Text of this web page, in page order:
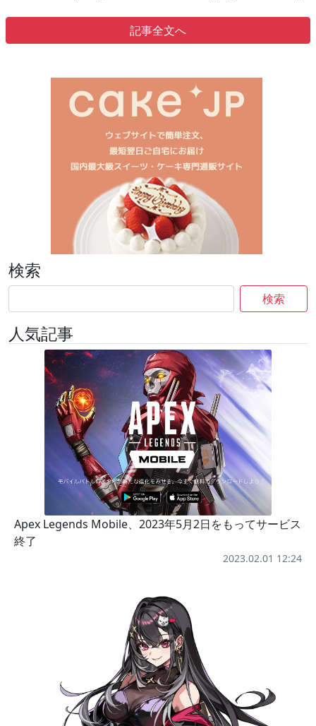
記事全文へ
検索
検索
人気記事
Apex Legends Mobile、2023年5月2日をもってサービス
終了
2023.02.01 12:24